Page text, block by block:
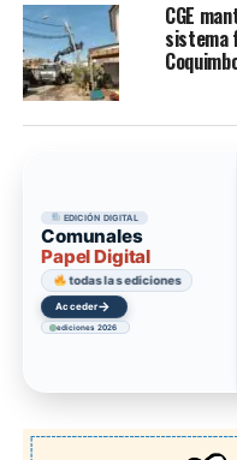
CGE
sistema
EDICIÓN DIGITAL
Comunales
Papel Digital
todas las ediciones
Acceder→
ediciones 2026